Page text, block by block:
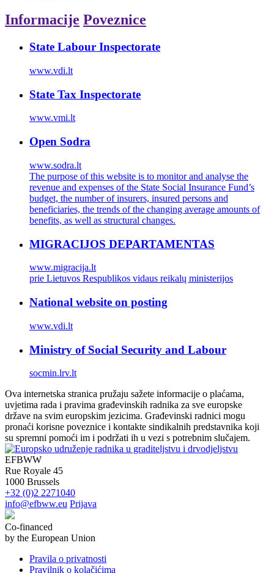
Informacije Poveznice
State Labour Inspectorate
www.vdi.lt
State Tax Inspectorate
www.vmi.lt
Open Sodra
www.sodra.lt
The purpose of this website is to monitor and analyse the
revenue and expenses of the State Social Insurance Fund’s
budget, the number of insurers, insured persons and
beneficiaries, the trends of the changing average amounts of
benefits, as well as structural changes.
MIGRACIJOS DEPARTAMENTAS
www.migracija.lt
prie Lietuvos Respublikos vidaus reikalų ministerijos
National website on posting
www.vdi.lt
Ministry of Social Security and Labour
socmin.lrv.lt
Ova internetska stranica pružaju sažete informacije o plaćama,
uvjetima rada i pravima građevinskih radnika za sve europske
države na svim europskim jezicima. Građevinski radnici mogu
pronaći korisne poveznice i kontakte sindikalnih predstavnika koji
su spremni pomoći im i podržati ih u vezi s potrebnim slučajem.
EFBWW
Rue Royale 45
1000 Brussels
+32 (0)2 2271040
info@efbww.eu Prijava
Co-financed
by the European Union
Pravila o privatnosti
Pravilnik o kolačićima